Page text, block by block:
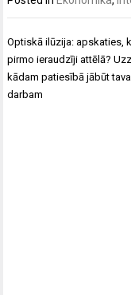
Ziņu
izvēlne
Optiskā ilūzija: apskaties,
pirmo ieraudzīji attēlā?
kādam patiesībā jābūt
darbam